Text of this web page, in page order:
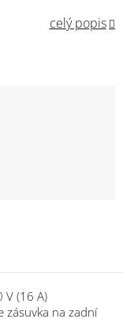
celý popis
V (16 A)
zásuvka na zadní